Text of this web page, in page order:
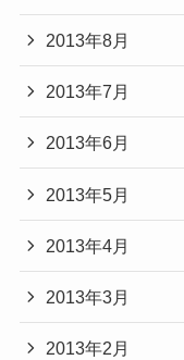
2013年8月
2013年7月
2013年6月
2013年5月
2013年4月
2013年3月
2013年2月